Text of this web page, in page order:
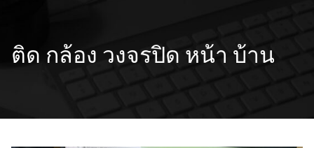
ติด กล้อง วงจรปิด หน้า บ้าน